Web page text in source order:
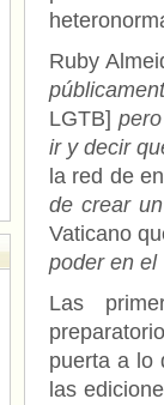
Ruby
LGTB]
ir y decir
la red de
de crear
Vaticano
poder en el
Las
puerta a lo
las